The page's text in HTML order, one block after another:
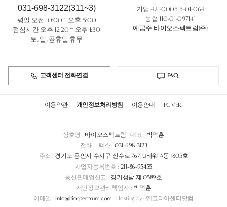
031-698-3122(311~3)
평일 오전 10:00 ~ 오후 5:00
점심시간 오후 12:20 ~ 오후 1:30
토, 일, 공휴일 휴무
기업 421-000515-01-064
농협 110-01-097141
예금주:바이오스펙트럼(주)
고객센터 전화연결 FAQ
이용약관 개인정보처리방침 이용안내 PC VER.
상호명 : 바이오스펙트럼 대표 : 박덕훈
전화 : 팩스 : 031-698-3123
주소 : 경기도 용인시 수지구 신수로 767, U타워 A동 1805호
사업자등록번호 : 211-86-95455
통신판매업신고 : 경기성남 제 0589호
개인정보관리책임자 : 박덕훈
이메일 : info@biospectrum.com Hosting by (주)코리아센터닷컴